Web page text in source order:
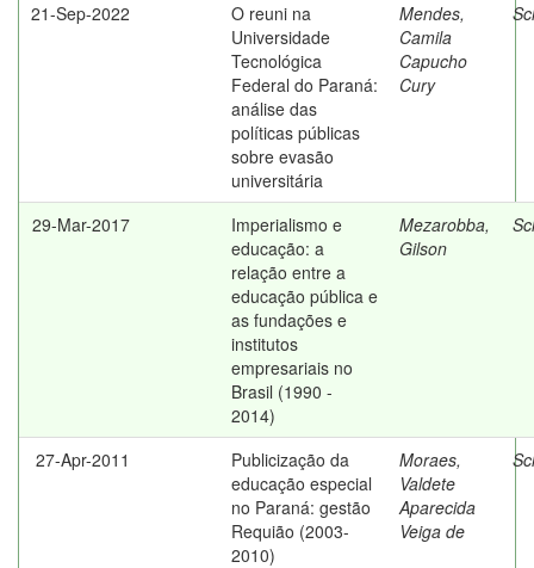
21-Sep-2022
O reuni na
Universidade
Tecnológica
Federal do Paraná:
análise das
políticas públicas
sobre evasão
universitária
Mendes,
Camila
Capucho
Cury
29-Mar-2017
Imperialismo e
educação: a
relação entre a
educação pública e
as fundações e
institutos
empresariais no
Brasil (1990 -
2014)
Mezarobba,
Gilson
27-Apr-2011
Publicização da
educação especial
no Paraná: gestão
Requião (2003-
2010)
Moraes,
Valdete
Aparecida
Veiga de